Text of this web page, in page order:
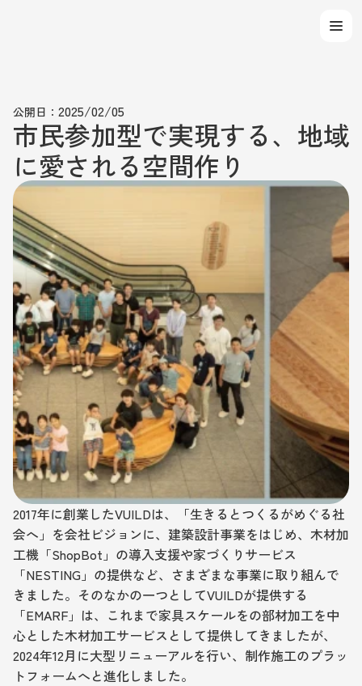
公開日： 2025/02/05
市民参加型で実現する、地域
に愛される空間作り
2017年に創業したVUILDは、「生きるとつくるがめぐる社
会へ」を会社ビジョンに、建築設計事業をはじめ、木材加
工機「ShopBot」の導入支援や家づくりサービス
「NESTING」の提供など、さまざまな事業に取り組んで
きました。そのなかの一つとしてVUILDが提供する
「EMARF」は、これまで家具スケールをの部材加工を中
心とした木材加工サービスとして提供してきましたが、
2024年12月に大型リニューアルを行い、制作施工のプラッ
トフォームへと進化しました。